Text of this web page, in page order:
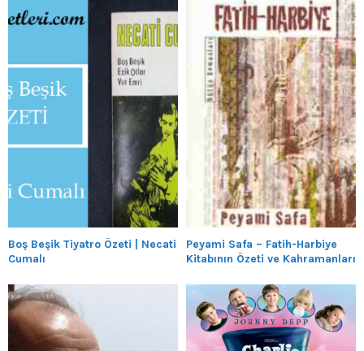
Boş Beşik Tiyatro Özeti | Necati
Cumalı
Peyami Safa – Fatih-Harbiye
Kitabının Özeti ve Kahramanları